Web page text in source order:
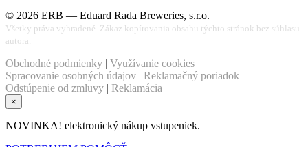
© 2026 ERB — Eduard Rada Breweries, s.r.o.
Všetky práva vyhradené. Zákaz kopírovania obsahu týchto stránok bez súhlasu
autora.
Obchodné podmienky | Využívanie cookies
Spracovanie osobných údajov | Reklamačný poriadok
Odstúpenie od zmluvy | Reklamácia
×
NOVINKA! elektronický nákup vstupeniek.